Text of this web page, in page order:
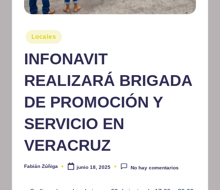
m
at
iv
o
Publicado
en
Locales
INFONAVIT
REALIZARÁ BRIGADA
DE PROMOCIÓN Y
SERVICIO EN
VERACRUZ
Publicado
Fabián Zúñiga junio 18, 2025 No hay comentarios